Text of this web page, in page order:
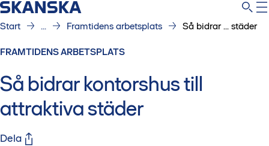
Start ... Framtidens arbetsplats Så bidrar ... städer
FRAMTIDENS ARBETSPLATS
Så bidrar kontorshus till
attraktiva städer
Dela